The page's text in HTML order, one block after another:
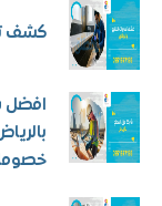
كشف
افضل